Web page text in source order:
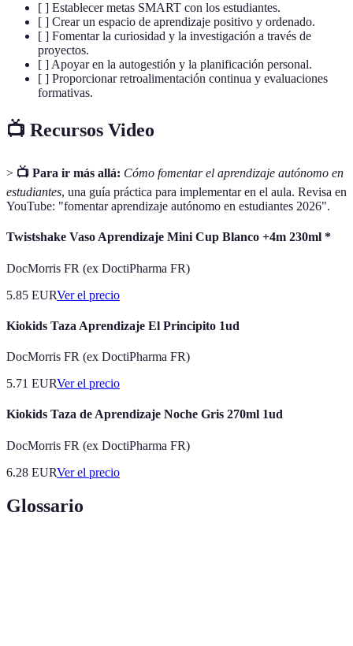
[ ] Establecer metas SMART con los estudiantes.
[ ] Crear un espacio de aprendizaje positivo y ordenado.
[ ] Fomentar la curiosidad y la investigación a través de
proyectos.
[ ] Apoyar en la autogestión y la planificación personal.
[ ] Proporcionar retroalimentación continua y evaluaciones
formativas.
📺 Recursos Video
> 📺 Para ir más allá: Cómo fomentar el aprendizaje autónomo en
estudiantes, una guía práctica para implementar en el aula. Revisa en
YouTube: "fomentar aprendizaje autónomo en estudiantes 2026".
Twistshake Vaso Aprendizaje Mini Cup Blanco +4m 230ml *
DocMorris FR (ex DoctiPharma FR)
5.85 EURVer el precio
Kiokids Taza Aprendizaje El Principito 1ud
DocMorris FR (ex DoctiPharma FR)
5.71 EURVer el precio
Kiokids Taza de Aprendizaje Noche Gris 270ml 1ud
DocMorris FR (ex DoctiPharma FR)
6.28 EURVer el precio
Glossario